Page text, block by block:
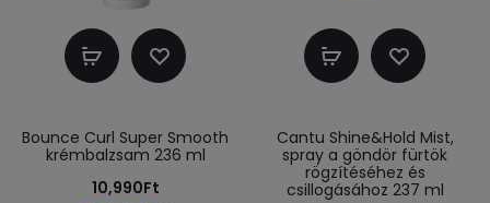
Kosárba
Bounce Curl Super Smooth
krémbalzsam 236 ml
10,990Ft
Kosárba
Cantu Shine&Hold Mist,
spray a göndör fürtök
rögzítéséhez és
csillogásához 237 ml